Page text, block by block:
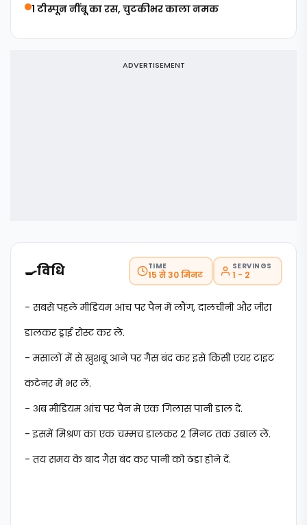
1 टीस्पून नींबू का रस, चुटकीभर काला नमक
🍳विधि TIME
15 से 30 मिनट
SERVINGS
1 - 2
- सबसे पहले मीडियम आंच पर पैन में लौंग, दालचीनी और जीरा
डालकर ड्राई रोस्ट कर लें.
- मसालों में से खुशबू आने पर गैस बंद कर इसे किसी एयर टाइट
कंटेनर में भर लें.
- अब मीडियम आंच पर पैन में एक गिलास पानी डाल दें.
- इसमें मिश्रण का एक चम्मच डालकर 2 मिनट तक उबाल लें.
- तय समय के बाद गैस बंद कर पानी को ठंडा होने दें.
ADVERTISEMENT